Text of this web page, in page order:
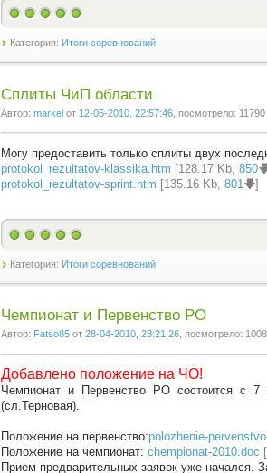
Категория: Итоги соревнований
Сплиты ЧиП области
Автор: markel от 12-05-2010, 22:57:46 , посмотрело: 11790
Могу предоставить только сплиты двух
protokol_rezultatov-klassika.htm [128.17 Kb, 850
protokol_rezultatov-sprint.htm [135.16 Kb, 801 🡇]
Категория: Итоги соревнований
Чемпионат и Первенство РО
Автор: Fatso85 от 28-04-2010, 23:21:26 , посмотрело:
Добавлено положение на ЧО!
Чемпионат и Первенство РО состоится с
(сл.Терновая).
Положение на первенство:polozhenie-
Положение на чемпионат: chempionat-2010.doc
Прием предварительных заявок уже начался.